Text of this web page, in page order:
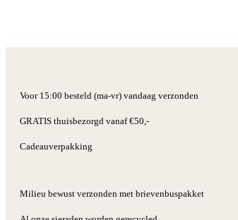
Voor 15:00 besteld (ma-vr) vandaag verzonden
GRATIS thuisbezorgd vanaf €50,-
Cadeauverpakking
Milieu bewust verzonden met brievenbuspakket